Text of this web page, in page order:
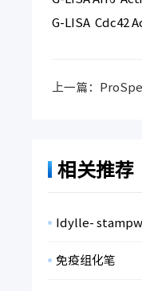
G-LISA Cdc42
上一篇：
相关推荐
Idylle-
免疫组化笔